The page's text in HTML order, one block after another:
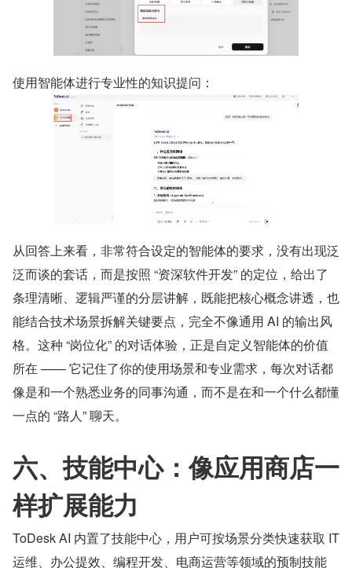
使用智能体进行专业性的知识提问：
从回答上来看，非常符合设定的智能体的要求，没有出现泛
泛而谈的套话，而是按照 “资深软件开发” 的定位，给出了
条理清晰、逻辑严谨的分层讲解，既能把核心概念讲透，也
能结合技术场景拆解关键要点，完全不像通用 AI 的输出风
格。这种 “岗位化” 的对话体验，正是自定义智能体的价值
所在 —— 它记住了你的使用场景和专业需求，每次对话都
像是和一个熟悉业务的同事沟通，而不是在和一个什么都懂
一点的 “路人” 聊天。
六、技能中心：像应用商店一
样扩展能力
ToDesk AI 内置了技能中心，用户可按场景分类快速获取 IT
运维、办公提效、编程开发、电商运营等领域的预制技能